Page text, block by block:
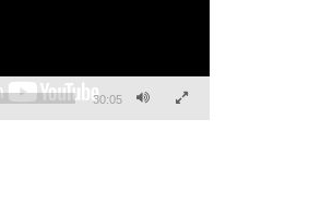
30:05